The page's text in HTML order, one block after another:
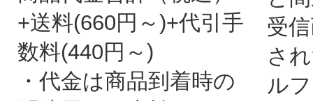
+送料(660円～)+代引手
数料(440円～)
・代金は商品到着時の
受
さ
ル